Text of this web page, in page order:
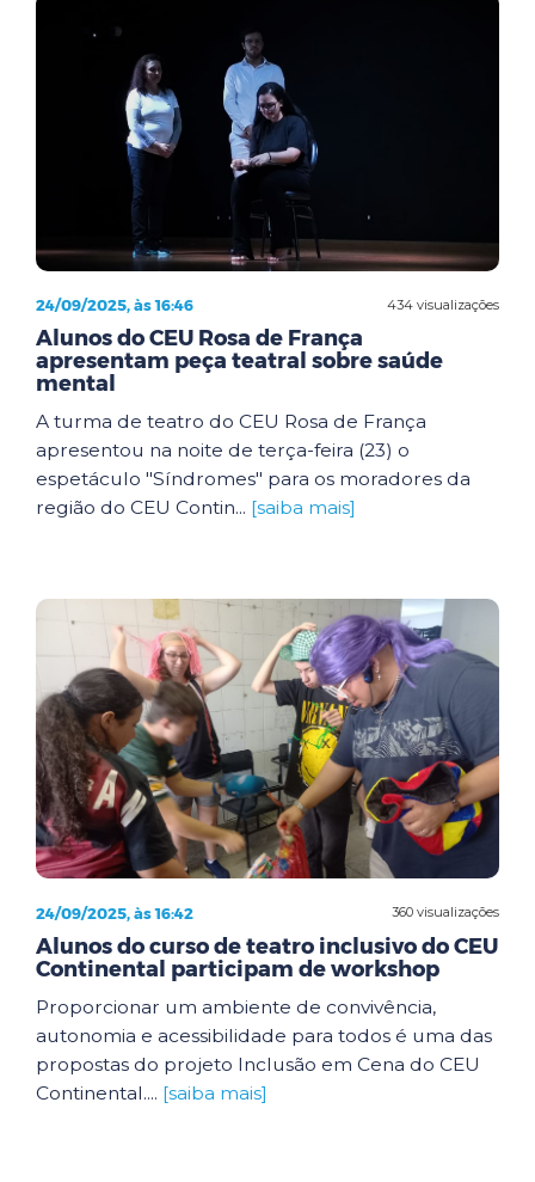
434 visualizações
24/09/2025, às 16:46
Alunos do CEU Rosa de França
apresentam peça teatral sobre saúde
mental
A turma de teatro do CEU Rosa de França
apresentou na noite de terça-feira (23) o
espetáculo "Síndromes" para os moradores da
região do CEU Contin... [saiba mais]
360 visualizações
24/09/2025, às 16:42
Alunos do curso de teatro inclusivo do CEU
Continental participam de workshop
Proporcionar um ambiente de convivência,
autonomia e acessibilidade para todos é uma das
propostas do projeto Inclusão em Cena do CEU
Continental.... [saiba mais]